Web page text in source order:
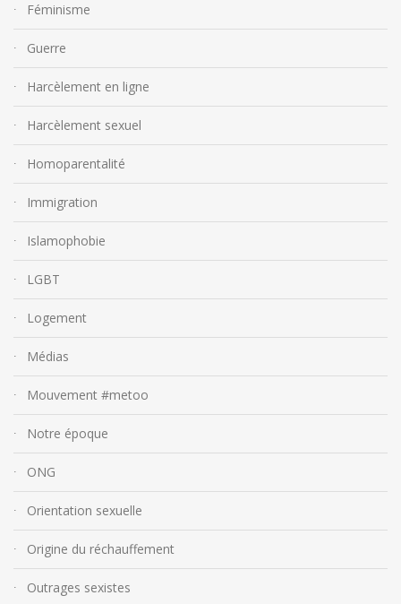
Féminisme
Guerre
Harcèlement en ligne
Harcèlement sexuel
Homoparentalité
Immigration
Islamophobie
LGBT
Logement
Médias
Mouvement #metoo
Notre époque
ONG
Orientation sexuelle
Origine du réchauffement
Outrages sexistes